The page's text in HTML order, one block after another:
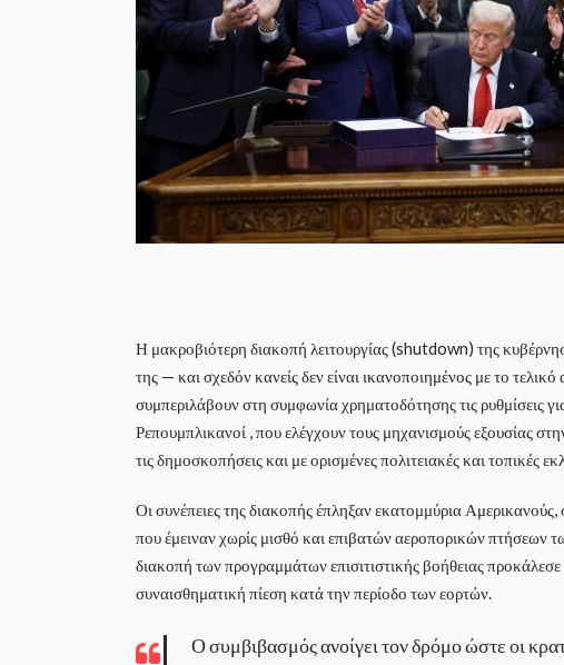
Η μακροβιότερη διακοπή λειτουργίας (shutdown) της
της — και σχεδόν κανείς δεν είναι ικανοποιημένος με το
συμπεριλάβουν στη συμφωνία χρηματοδότησης τις ρυθμίσεις
Ρεπουμπλικανοί , που ελέγχουν τους μηχανισμούς εξουσίας
τις δημοσκοπήσεις και με ορισμένες πολιτειακές και τοπικές
Οι συνέπειες της διακοπής έπληξαν εκατομμύρια
που έμειναν χωρίς μισθό και επιβατών αεροπορικών
διακοπή των προγραμμάτων επισιτιστικής βοήθειας
συναισθηματική πίεση κατά την περίοδο των εορτών.
Ο συμβιβασμός ανοίγει τον δρόμο ώστε οι